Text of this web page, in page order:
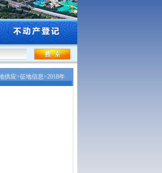
林业行业高级专业技术...
供应>征地信息>2018年